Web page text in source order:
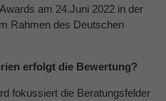
am 24.Juni 2022 in der
Rahmen des Deutschen
erfolgt die Bewertung?
fokussiert die Beratungsfelder